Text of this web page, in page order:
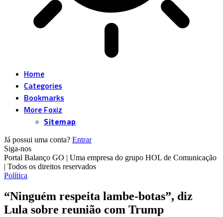
Home
Categories
Bookmarks
More Foxiz
Sitemap
Já possui uma conta? Entrar
Siga-nos
Portal Balanço GO | Uma empresa do grupo HOL de Comunicação
| Todos os direitos reservados
Política
“Ninguém respeita lambe-botas”, diz
Lula sobre reunião com Trump